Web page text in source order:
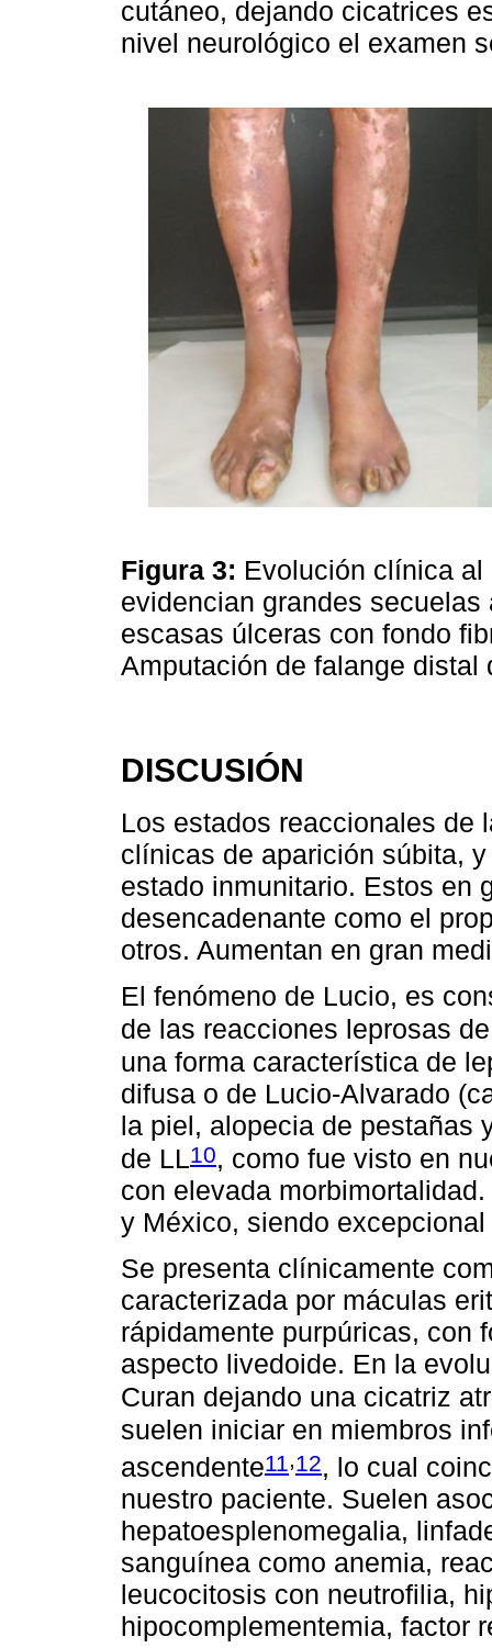
cutáneo, dejando cicatrices
nivel neurológico el examen
Figura 3: Evolución clínica
evidencian grandes
escasas úlceras con fondo
Amputación de falange
DISCUSIÓN
Los estados reaccionales de
clínicas de aparición súbita,
estado inmunitario. Estos en
desencadenante como el
otros. Aumentan en gran
El fenómeno de Lucio, es
de las reacciones leprosas
una forma característica de
difusa o de Lucio-Alvarado
la piel, alopecia de pestañas
de LL10, como fue visto en
con elevada
y México, siendo
Se presenta clínicamente
caracterizada por máculas
rápidamente purpúricas, con
aspecto livedoide. En la
Curan dejando una cicatriz
suelen iniciar en miembros
ascendente11,12, lo cual
nuestro paciente. Suelen
hepatoesplenomegalia,
sanguínea como anemia,
leucocitosis con neutrofilia,
hipocomplementemia, factor